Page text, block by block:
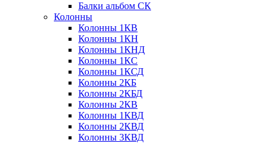
Балки альбом СК
Колонны
Колонны 1КВ
Колонны 1КН
Колонны 1КНД
Колонны 1КС
Колонны 1КСД
Колонны 2КБ
Колонны 2КБД
Колонны 2КВ
Колонны 1КВД
Колонны 2КВД
Колонны 3КВД